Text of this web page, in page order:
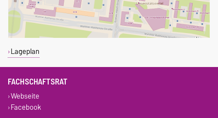
Lageplan
FACHSCHAFTSRAT
Webseite
Facebook